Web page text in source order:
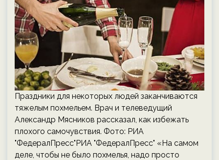
Праздники для некоторых людей заканчиваются
тяжелым похмельем. Врач и телеведущий
Александр Мясников рассказал, как избежать
плохого самочувствия. Фото: РИА
"ФедералПресс"РИА "ФедералПресс" «На самом
деле, чтобы не было похмелья, надо просто